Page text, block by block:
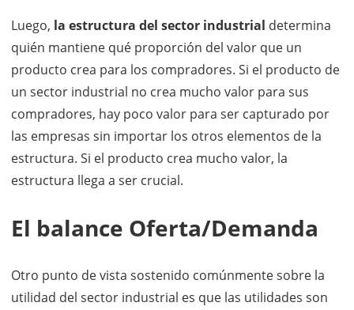
Luego, la estructura del sector industrial determina
quién mantiene qué proporción del valor que un
producto crea para los compradores. Si el producto de
un sector industrial no crea mucho valor para sus
compradores, hay poco valor para ser capturado por
las empresas sin importar los otros elementos de la
estructura. Si el producto crea mucho valor, la
estructura llega a ser crucial.
El balance Oferta/Demanda
Otro punto de vista sostenido comúnmente sobre la
utilidad del sector industrial es que las utilidades son